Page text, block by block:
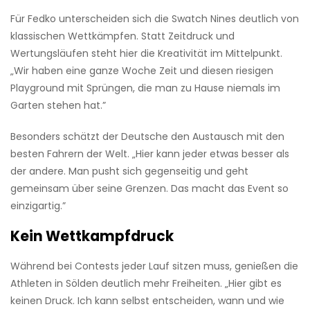
Für Fedko unterscheiden sich die Swatch Nines deutlich von
klassischen Wettkämpfen. Statt Zeitdruck und
Wertungsläufen steht hier die Kreativität im Mittelpunkt.
„Wir haben eine ganze Woche Zeit und diesen riesigen
Playground mit Sprüngen, die man zu Hause niemals im
Garten stehen hat.”
Besonders schätzt der Deutsche den Austausch mit den
besten Fahrern der Welt. „Hier kann jeder etwas besser als
der andere. Man pusht sich gegenseitig und geht
gemeinsam über seine Grenzen. Das macht das Event so
einzigartig.”
Kein Wettkampfdruck
Während bei Contests jeder Lauf sitzen muss, genießen die
Athleten in Sölden deutlich mehr Freiheiten. „Hier gibt es
keinen Druck. Ich kann selbst entscheiden, wann und wie